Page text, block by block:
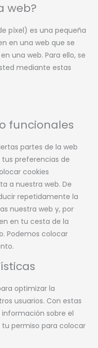
web?
píxel) es una pequeña
en una web que se
una web. Para ello, se
mediante estas
funcionales
partes de la web
preferencias de
cookies
a nuestra web. De
repetidamente la
nuestra web y, por
en tu cesta de la
Podemos colocar
optimizar la
usuarios. Con estas
sobre el
tu permiso para colocar